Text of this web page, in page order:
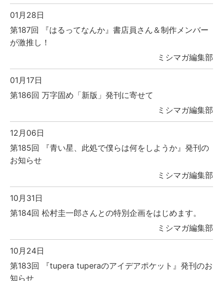
01月28日
第187回 『はるってなんか』書店員さん＆制作メンバー
が激推し！
ミシマガ編集部
01月17日
第186回 万字固め「新版」発刊に寄せて
ミシマガ編集部
12月06日
第185回 『青い星、此処で僕らは何をしようか』発刊の
お知らせ
ミシマガ編集部
10月31日
第184回 松村圭一郎さんとの特別企画をはじめます。
ミシマガ編集部
10月24日
第183回 『tupera tuperaのアイデアポケット』発刊のお
知らせ